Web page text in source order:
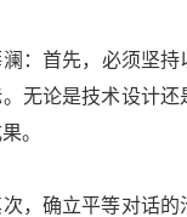
首先，必须坚持以
无论是技术设计
。
确立平等对话的治